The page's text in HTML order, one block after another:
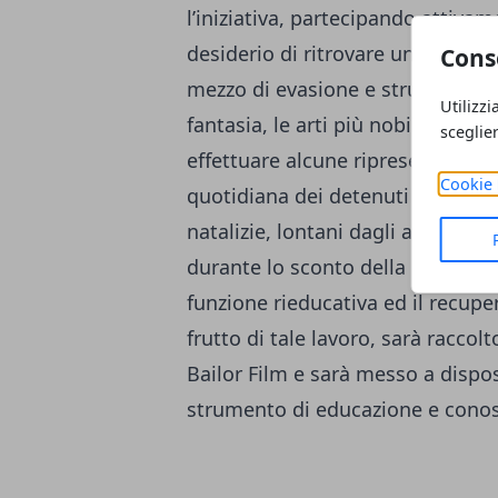
Cookie
l’iniziativa, partecipando
desiderio di ritrovare una
mezzo di evasione e strumento
fantasia, le arti più nobili e
effettuare alcune riprese
quotidiana dei detenuti di
natalizie, lontani dagli affetti più
durante lo sconto della pena,
funzione rieducativa ed il
frutto di tale lavoro, sarà
Bailor Film e sarà messo a
strumento di educazione e